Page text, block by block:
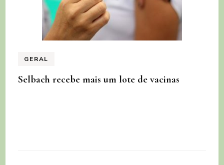
GERAL
Selbach recebe mais um lote de vacinas